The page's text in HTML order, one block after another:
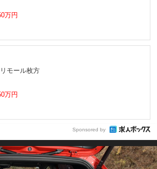
万円
モール枚方
万円
Sponsored by